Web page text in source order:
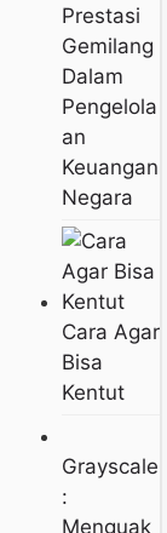
Prestasi
Gemilang
Dalam
Pengelola
An
Keuangan
Negara
Cara Agar
Bisa
Kentut
Grayscale
:
Menguak